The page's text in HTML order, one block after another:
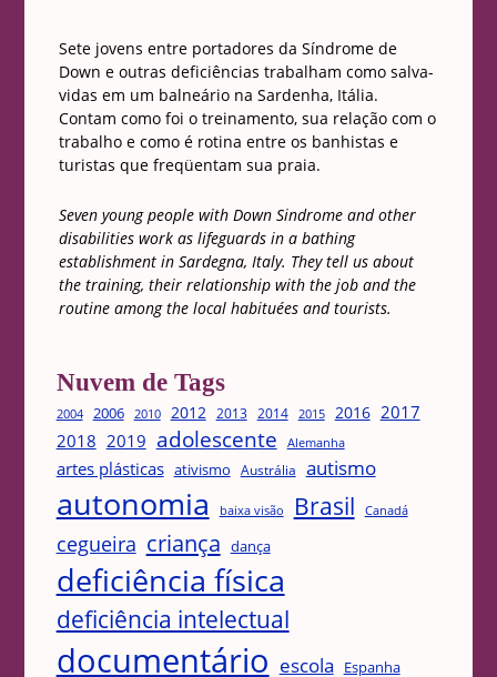
Sete jovens entre portadores da Síndrome de
Down e outras deficiências trabalham como salva-
vidas em um balneário na Sardenha, Itália.
Contam como foi o treinamento, sua relação com o
trabalho e como é rotina entre os banhistas e
turistas que freqüentam sua praia.
Seven young people with Down Sindrome and other
disabilities work as lifeguards in a bathing
establishment in Sardegna, Italy. They tell us about
the training, their relationship with the job and the
routine among the local habituées and tourists.
Nuvem de Tags
2004 2006 2010 2012 2013 2014 2015 2016 2017
2018 2019 adolescente Alemanha
artes plásticas ativismo Austrália autismo
autonomia baixa visão Brasil Canadá
cegueira criança dança
deficiência física
deficiência intelectual
documentário escola Espanha